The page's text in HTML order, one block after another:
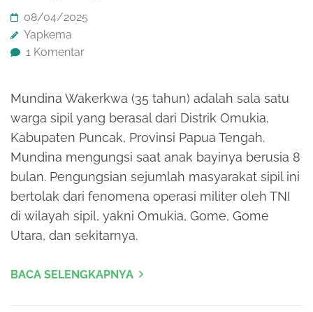
08/04/2025
Yapkema
1 Komentar
Mundina Wakerkwa (35 tahun) adalah sala satu
warga sipil yang berasal dari Distrik Omukia,
Kabupaten Puncak, Provinsi Papua Tengah.
Mundina mengungsi saat anak bayinya berusia 8
bulan. Pengungsian sejumlah masyarakat sipil ini
bertolak dari fenomena operasi militer oleh TNI
di wilayah sipil, yakni Omukia, Gome, Gome
Utara, dan sekitarnya.
BACA SELENGKAPNYA